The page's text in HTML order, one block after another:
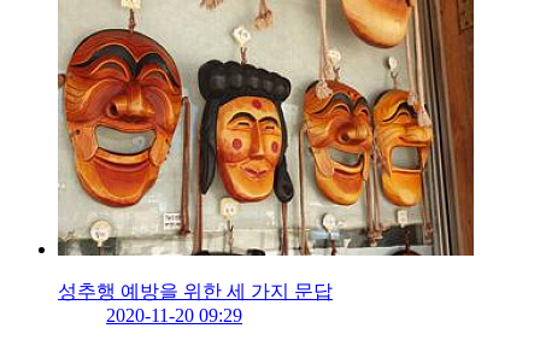
성추행 예방을 위한 세 가지 문답
2020-11-20 09:29